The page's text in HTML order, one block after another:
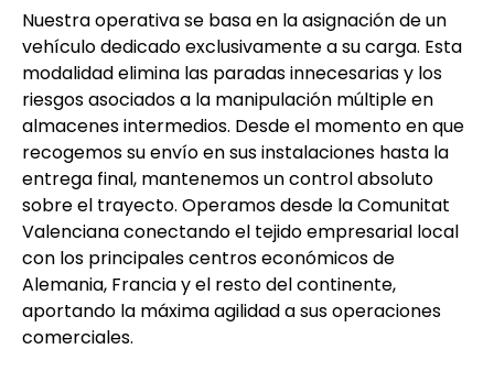
Nuestra operativa se basa en la asignación de un
vehículo dedicado exclusivamente a su carga. Esta
modalidad elimina las paradas innecesarias y los
riesgos asociados a la manipulación múltiple en
almacenes intermedios. Desde el momento en que
recogemos su envío en sus instalaciones hasta la
entrega final, mantenemos un control absoluto
sobre el trayecto. Operamos desde la Comunitat
Valenciana conectando el tejido empresarial local
con los principales centros económicos de
Alemania, Francia y el resto del continente,
aportando la máxima agilidad a sus operaciones
comerciales.